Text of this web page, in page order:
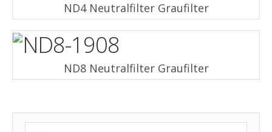
ND4 Neutralfilter Graufilter
ND8 Neutralfilter Graufilter